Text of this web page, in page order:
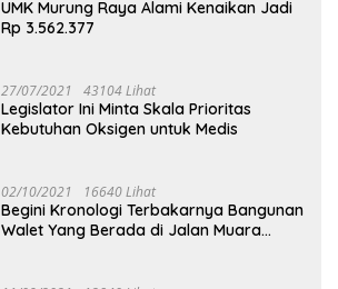
UMK Murung Raya Alami Kenaikan Jadi
Rp 3.562.377
27/07/2021 43104 Lihat
Legislator Ini Minta Skala Prioritas
Kebutuhan Oksigen untuk Medis
02/10/2021 16640 Lihat
Begini Kronologi Terbakarnya Bangunan
Walet Yang Berada di Jalan Muara